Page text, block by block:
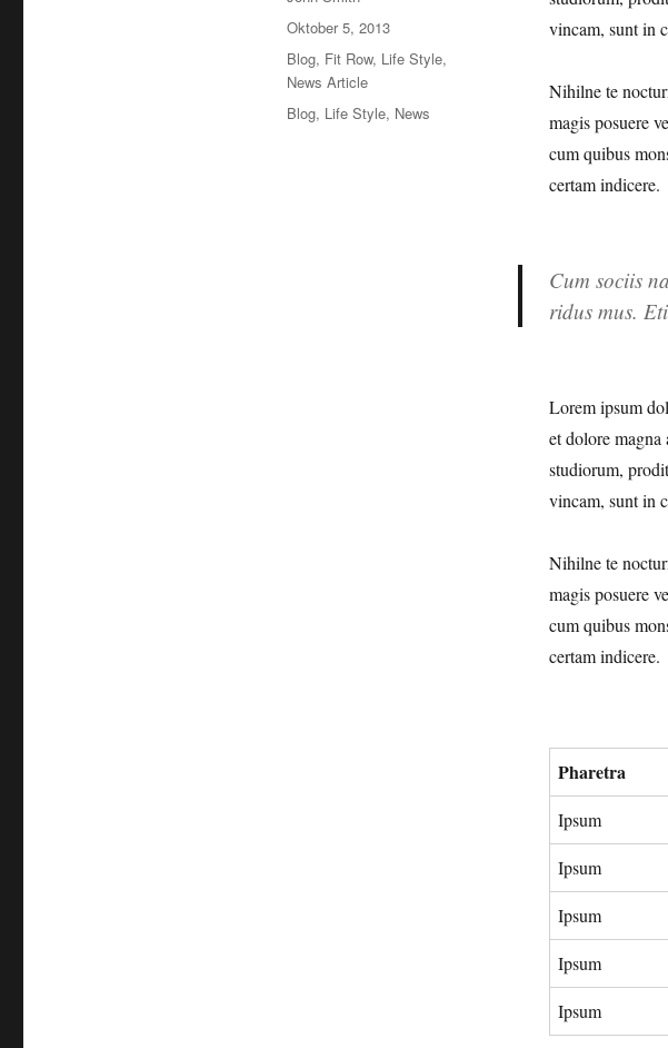
vincam, sunt in
Nihilne te
magis posuere
cum quibus
certam indicere.
Cum sociis
ridus mus.
Lorem ipsum
et dolore magna
studiorum,
vincam, sunt in
Nihilne te
magis posuere
cum quibus
certam indicere.
Pharetra
Ipsum
Ipsum
Ipsum
Ipsum
Ipsum
Veröffentlicht
am
Oktober 5, 2013
Kategorien
Blog, Fit Row, Life Style,
News Article
Schlagwörter
Blog, Life Style, News